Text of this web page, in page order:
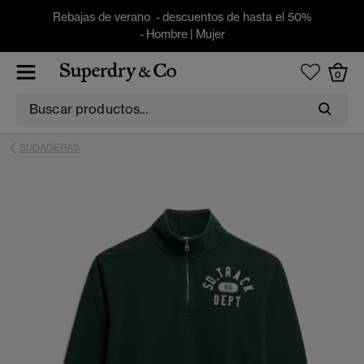
Rebajas de verano - descuentos de hasta el 50%
- Hombre| Mujer
0
SUDADERAS